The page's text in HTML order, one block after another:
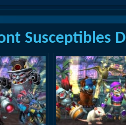
Susceptibles